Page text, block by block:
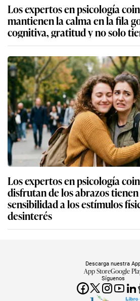
Los expertos en psicología
mantienen la calma en la fila
cognitiva, gratitud y no solo
Los expertos en psicología
disfrutan de los abrazos
sensibilidad a los estímulos
desinterés
Síguenos
Descarga nuestra
App StoreGoogle